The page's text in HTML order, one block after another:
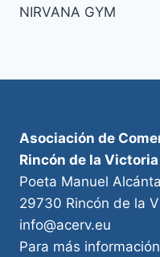
de
NIRVANA GYM
Asociación de
Rincón de la Victoria
Poeta Manuel
29730 Rincón de la
info@acerv.eu
Para más